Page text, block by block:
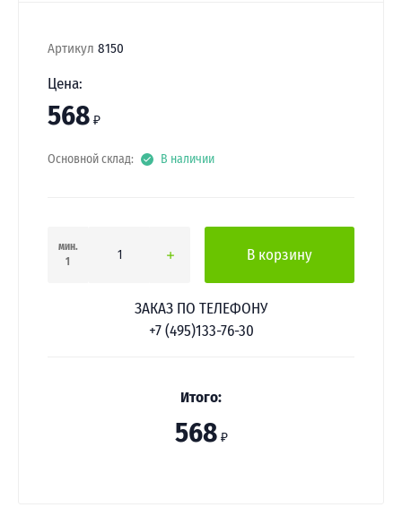
Артикул 8150
Цена:
568 ₽
Основной склад: В наличии
мин.
1
В корзину
ЗАКАЗ ПО ТЕЛЕФОНУ
+7 (495)133-76-30
Итого:
568 ₽